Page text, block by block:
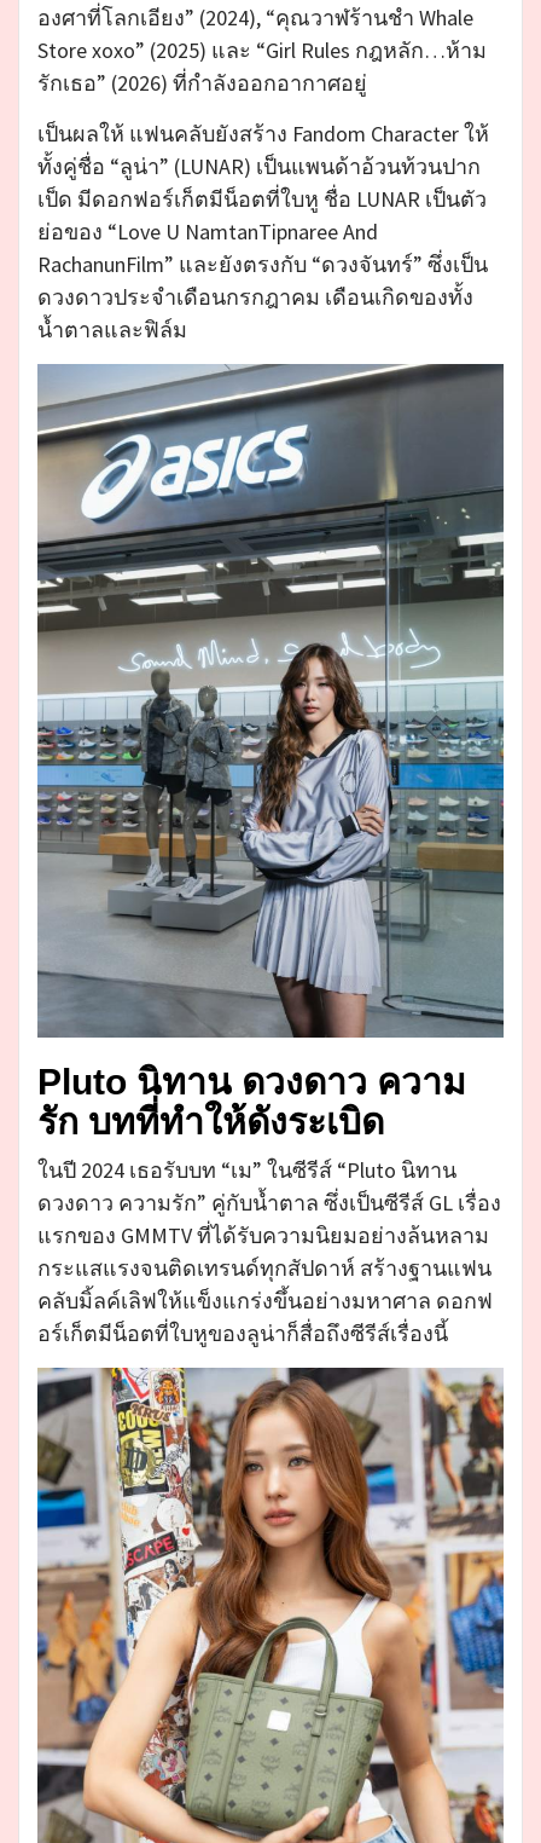
องศาที่โลกเอียง” (2024), “คุณวาฬร้านชำ Whale
Store xoxo” (2025) และ “Girl Rules กฎหลัก…ห้าม
รักเธอ” (2026) ที่กำลังออกอากาศอยู่
เป็นผลให้ แฟนคลับยังสร้าง Fandom Character ให้
ทั้งคู่ชื่อ “ลูน่า” (LUNAR) เป็นแพนด้าอ้วนท้วนปาก
เป็ด มีดอกฟอร์เก็ตมีน็อตที่ใบหู ชื่อ LUNAR เป็นตัว
ย่อของ “Love U NamtanTipnaree And
RachanunFilm” และยังตรงกับ “ดวงจันทร์” ซึ่งเป็น
ดวงดาวประจำเดือนกรกฎาคม เดือนเกิดของทั้ง
น้ำตาลและฟิล์ม
Pluto นิทาน ดวงดาว ความ
รัก บทที่ทำให้ดังระเบิด
ในปี 2024 เธอรับบท “เม” ในซีรีส์ “Pluto นิทาน
ดวงดาว ความรัก” คู่กับน้ำตาล ซึ่งเป็นซีรีส์ GL เรื่อง
แรกของ GMMTV ที่ได้รับความนิยมอย่างล้นหลาม
กระแสแรงจนติดเทรนด์ทุกสัปดาห์ สร้างฐานแฟน
คลับมิ้ลค์เลิฟให้แข็งแกร่งขึ้นอย่างมหาศาล ดอกฟ
อร์เก็ตมีน็อตที่ใบหูของลูน่าก็สื่อถึงซีรีส์เรื่องนี้